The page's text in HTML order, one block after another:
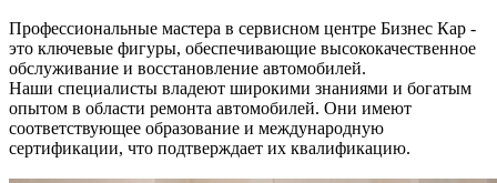
Профессиональные мастера в сервисном центре Бизнес Кар -
это ключевые фигуры, обеспечивающие высококачественное
обслуживание и восстановление автомобилей.
Наши специалисты владеют широкими знаниями и богатым
опытом в области ремонта автомобилей. Они имеют
соответствующее образование и международную
сертификации, что подтверждает их квалификацию.